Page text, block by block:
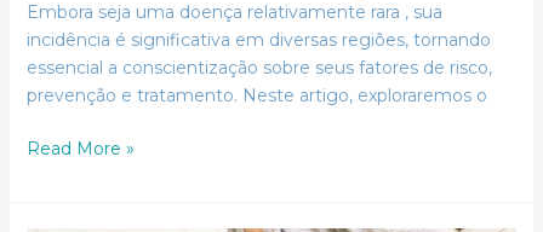
Embora seja uma doença relativamente rara , sua
incidência é significativa em diversas regiões, tornando
essencial a conscientização sobre seus fatores de risco,
prevenção e tratamento. Neste artigo, exploraremos o
Read More »